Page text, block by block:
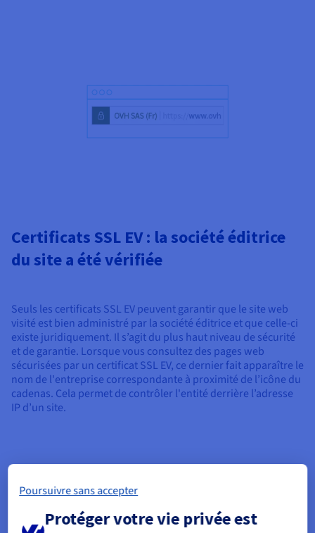
Certificats SSL EV : la société éditrice
du site a été vérifiée
Seuls les certificats SSL EV peuvent garantir que le site web
visité est bien administré par la société éditrice et que celle-ci
existe juridiquement. Il s’agit du plus haut niveau de sécurité
et de garantie. Lorsque vous consultez des pages web
sécurisées par un certificat SSL EV, ce dernier fait apparaître le
nom de l'entreprise correspondante à proximité de l’icône du
cadenas. Cela permet de contrôler l'entité derrière l’adresse
IP d’un site.
Poursuivre sans accepter
Protéger votre vie privée est